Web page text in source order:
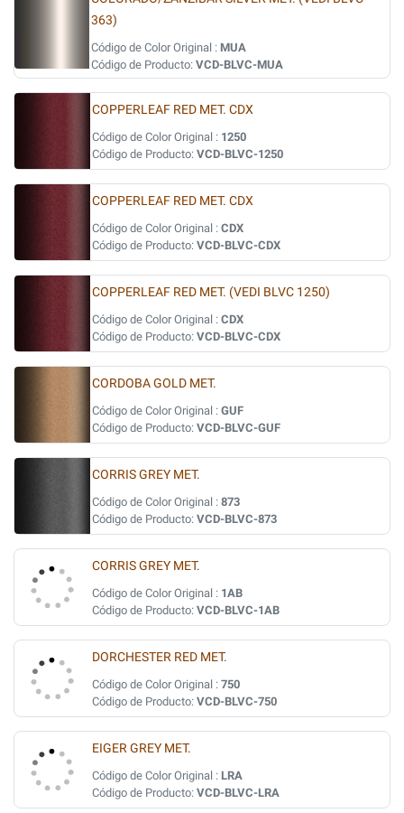
363)
Código de Color Original : MUA
Código de Producto: VCD-BLVC-MUA
COPPERLEAF RED MET. CDX
Código de Color Original : 1250
Código de Producto: VCD-BLVC-1250
COPPERLEAF RED MET. CDX
Código de Color Original : CDX
Código de Producto: VCD-BLVC-CDX
COPPERLEAF RED MET. (VEDI BLVC 1250)
Código de Color Original : CDX
Código de Producto: VCD-BLVC-CDX
CORDOBA GOLD MET.
Código de Color Original : GUF
Código de Producto: VCD-BLVC-GUF
CORRIS GREY MET.
Código de Color Original : 873
Código de Producto: VCD-BLVC-873
CORRIS GREY MET.
Código de Color Original : 1AB
Código de Producto: VCD-BLVC-1AB
DORCHESTER RED MET.
Código de Color Original : 750
Código de Producto: VCD-BLVC-750
EIGER GREY MET.
Código de Color Original : LRA
Código de Producto: VCD-BLVC-LRA